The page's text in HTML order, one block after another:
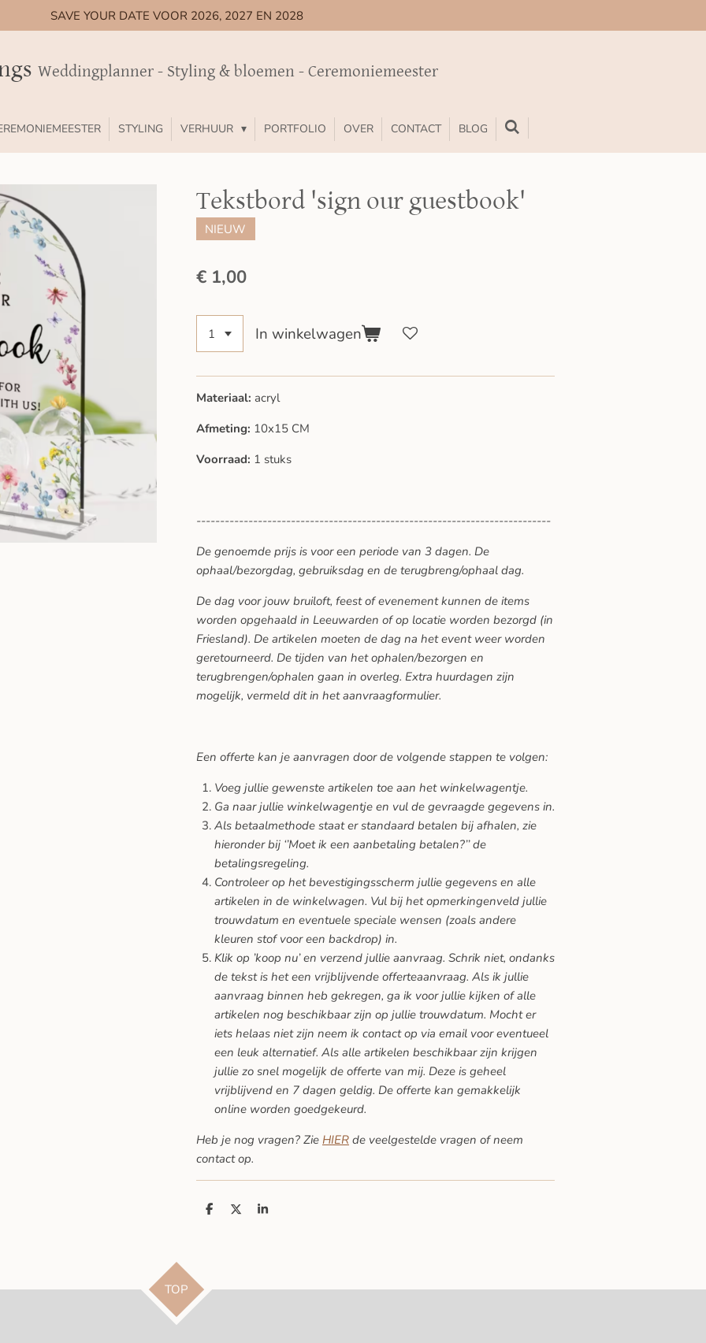
SAVE YOUR DATE VOOR 2026, 2027 EN 2028
Weddingplanner - Styling & bloemen - Ceremoniemeester
STYLING VERHUUR PORTFOLIO OVER CONTACT BLOG
Tekstbord 'sign our guestbook'
NIEUW
€ 1,00
In winkelwagen
Materiaal: acryl
Afmeting: 10x15 CM
Voorraad: 1 stuks
---------------------------------------------------------------------------
De genoemde prijs is voor een periode van 3 dagen. De
ophaal/bezorgdag, gebruiksdag en de terugbreng/ophaal dag.
De dag voor jouw bruiloft, feest of evenement kunnen de items
worden opgehaald in Leeuwarden of op locatie worden bezorgd (in
Friesland). De artikelen moeten de dag na het event weer worden
geretourneerd. De tijden van het ophalen/bezorgen en
terugbrengen/ophalen gaan in overleg. Extra huurdagen zijn
mogelijk, vermeld dit in het aanvraagformulier.
Een offerte kan je aanvragen door de volgende stappen te volgen:
Voeg jullie gewenste artikelen toe aan het winkelwagentje.
Ga naar jullie winkelwagentje en vul de gevraagde gegevens in.
Als betaalmethode staat er standaard betalen bij afhalen, zie
hieronder bij ‘’Moet ik een aanbetaling betalen?’’ de
betalingsregeling.
Controleer op het bevestigingsscherm jullie gegevens en alle
artikelen in de winkelwagen. Vul bij het opmerkingenveld jullie
trouwdatum en eventuele speciale wensen (zoals andere
kleuren stof voor een backdrop) in.
Klik op ’koop nu’ en verzend jullie aanvraag. Schrik niet, ondanks
de tekst is het een vrijblijvende offerteaanvraag. Als ik jullie
aanvraag binnen heb gekregen, ga ik voor jullie kijken of alle
artikelen nog beschikbaar zijn op jullie trouwdatum. Mocht er
iets helaas niet zijn neem ik contact op via email voor eventueel
een leuk alternatief. Als alle artikelen beschikbaar zijn krijgen
jullie zo snel mogelijk de offerte van mij. Deze is geheel
vrijblijvend en 7 dagen geldig. De offerte kan gemakkelijk
online worden goedgekeurd.
Heb je nog vragen? Zie HIER de veelgestelde vragen of neem
contact op.
D
D
S
TOP